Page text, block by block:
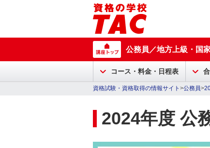
公務員／地方上級・国
コース・料金・日程表
資格試験・資格取得の情報サイト >公務員>
2024年度 公